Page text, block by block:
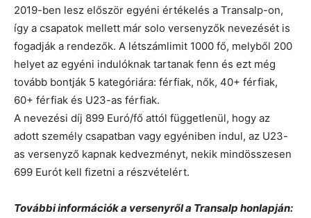
2019-ben lesz először egyéni értékelés a Transalp-on,
így a csapatok mellett már solo versenyzők nevezését is
fogadják a rendezők. A létszámlimit 1000 fő, melyből 200
helyet az egyéni indulóknak tartanak fenn és ezt még
tovább bontják 5 kategóriára: férfiak, nők, 40+ férfiak,
60+ férfiak és U23-as férfiak.
A nevezési díj 899 Euró/fő attól függetlenül, hogy az
adott személy csapatban vagy egyéniben indul, az U23-
as versenyző kapnak kedvezményt, nekik mindösszesen
699 Eurót kell fizetni a részvételért.
További információk a versenyről a Transalp honlapján: